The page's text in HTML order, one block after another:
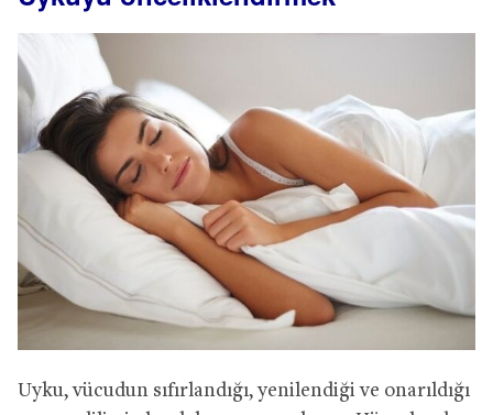
Uyku, vücudun sıfırlandığı, yenilendiği ve onarıldığı